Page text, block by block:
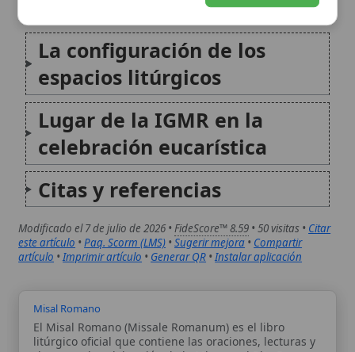
Citas y referencias
Modificado el 7 de julio de 2026 •FideScore™ 8.59• 50 visitas •
este artículo•Paq. Scorm (LMS)•Sugerir mejora
artículo•Imprimir artículo •Generar QR•Instalar aplicación
Misal Romano
El Misal Romano (Missale Romanum) es el libro
litúrgico oficial que contiene las oraciones, lecturas y
ritos para la celebración de la Misa en el Rito Romano
de la Iglesia Católica. A lo largo de los siglos, ha
experimentado diversas...
Audiencia general
La Audiencia general es el encuentro semanal o
bendiciones apostólicas y reflexiones sobre...